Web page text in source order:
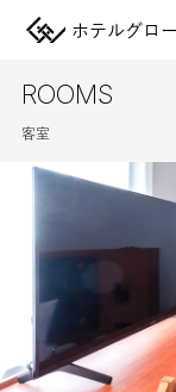
ホテルグロ
ROOMS
客室